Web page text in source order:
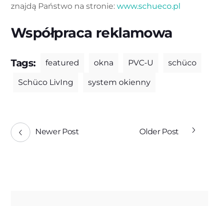
znajdą Państwo na stronie: www.schueco.pl
Współpraca reklamowa
Tags: featured okna PVC-U schüco
Schüco LivIng system okienny
Newer Post Older Post